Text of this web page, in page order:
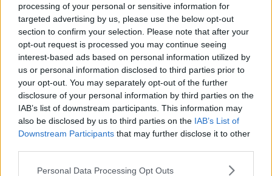
processing of your personal or sensitive information for
targeted advertising by us, please use the below opt-out
section to confirm your selection. Please note that after your
opt-out request is processed you may continue seeing
interest-based ads based on personal information utilized by
us or personal information disclosed to third parties prior to
your opt-out. You may separately opt-out of the further
disclosure of your personal information by third parties on the
IAB’s list of downstream participants. This information may
also be disclosed by us to third parties on the IAB’s List of
Downstream Participants that may further disclose it to other
Personal Data Processing Opt Outs
Metti una sera con due clarinetti e un violoncello
Crescere con la musica alla Filarmonica Pisana
NavigArte, omaggio a Giacomo Puccini
Gran finale tra musica e omaggi
Lutto a Pisa, è scomparso il maestro Franceschi
Concerto di Capodanno con lo swing di Nico Gori